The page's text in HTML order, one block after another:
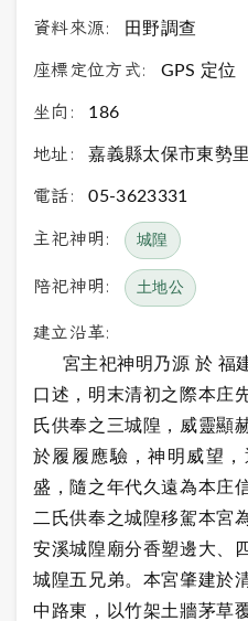
資料來源: 田野調查
座標定位方式: GPS 定位
坐向: 186
地址: 嘉義縣太保市東勢
電話: 05-3623331
主祀神明: 城隍
陪祀神明: 土地公
建立沿革:
宮主祀神明乃源 於 福
口述，明末清初之際本庄
氏供奉之三城隍，威靈顯
於履履應驗，神明威望
盛，隨之年代久遠為本庄
二氏供奉之城隍移駕本宮
安溪城隍廟分香塑邊大、
城隍五兄弟。本宮肇建於
中路東，以竹架土牆茅草